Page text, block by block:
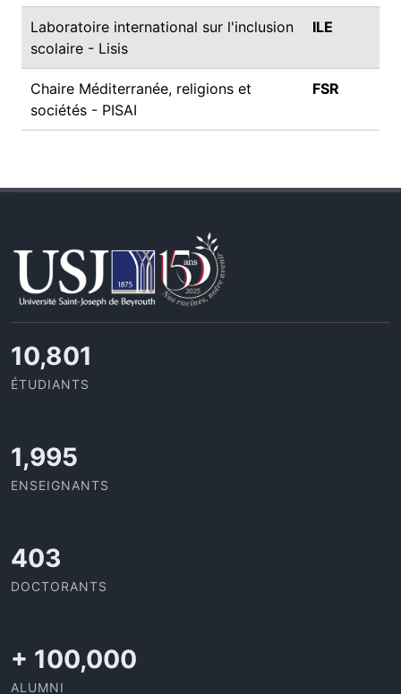
Laboratoire international sur l'inclusion
scolaire - Lisis
ILE
Chaire Méditerranée, religions et
sociétés - PISAI
FSR
11,727
ÉTUDIANTS
2,142
ENSEIGNANTS
437
DOCTORANTS
+ 100,000
ALUMNI